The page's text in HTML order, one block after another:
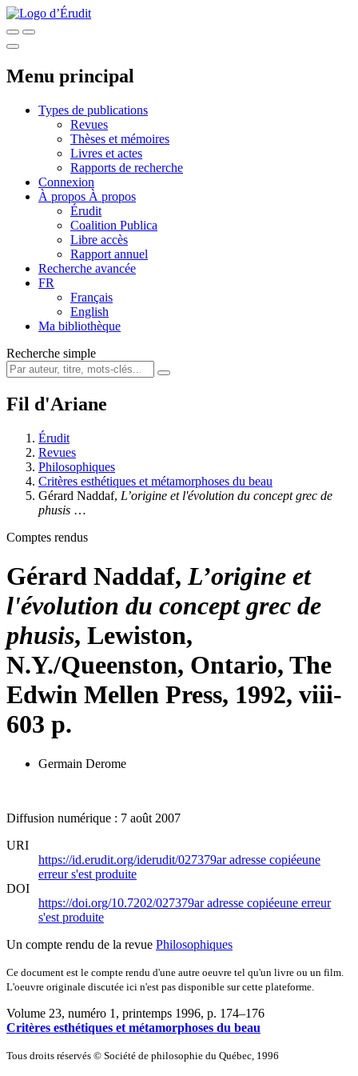
Menu principal
Types de publications
Revues
Thèses et mémoires
Livres et actes
Rapports de recherche
Connexion
À propos À propos
Érudit
Coalition Publica
Libre accès
Rapport annuel
Recherche avancée
FR
Français
English
Ma bibliothèque
Recherche simple
Fil d'Ariane
Érudit
Revues
Philosophiques
Critères esthétiques et métamorphoses du beau
Gérard Naddaf, L’origine et l'évolution du concept grec de
phusis …
Comptes rendus
Gérard Naddaf, L’origine et
l'évolution du concept grec de
phusis, Lewiston,
N.Y./Queenston, Ontario, The
Edwin Mellen Press, 1992, viii-
603 p.
Germain Derome
Diffusion numérique : 7 août 2007
URI
https://id.erudit.org/iderudit/027379aradresse copiéeune
erreur s'est produite
DOI
https://doi.org/10.7202/027379aradresse copiéeune erreur
s'est produite
Un compte rendu de la revue Philosophiques
Ce document est le compte rendu d'une autre oeuvre tel qu'un livre ou un film.
L'oeuvre originale discutée ici n'est pas disponible sur cette plateforme.
Volume 23, numéro 1, printemps 1996, p. 174–176
Critères esthétiques et métamorphoses du beau
Tous droits réservés © Société de philosophie du Québec, 1996